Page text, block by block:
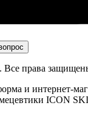
права
и интернет-
ICON